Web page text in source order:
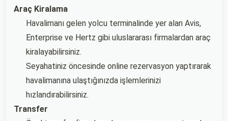
Araç Kiralama
Havalimanı gelen yolcu terminalinde yer alan Avis,
Enterprise ve Hertz gibi uluslararası firmalardan araç
kiralayabilirsiniz.
Seyahatiniz öncesinde online rezervasyon yaptırarak
havalimanına ulaştığınızda işlemlerinizi
hızlandırabilirsiniz.
Transfer